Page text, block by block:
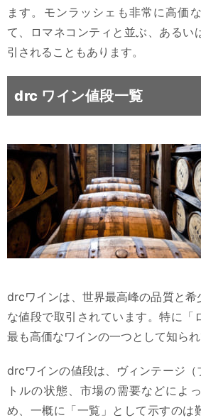
ます。モンラッシェも非常に高価
て、ロマネコンティと並ぶ、あるい
引されることもあります。
drc ワイン値段一覧
drcワインは、世界最高峰の品質と希
な値段で取引されています。特に「
最も高価なワインの一つとして知られ
drcワインの値段は、ヴィンテージ（
トルの状態、市場の需要などによ
め、一概に「一覧」として示すのは